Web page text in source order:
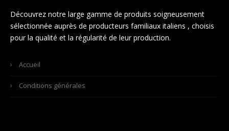
Découvrez notre large gamme de produits soigneusement
sélectionnée auprès de producteurs familiaux italiens , choisis
pour la qualité et la régularité de leur production.
Accueil
Conditions générales